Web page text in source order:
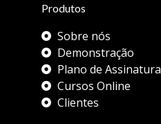
Produtos
Sobre nós
Demonstração
Plano de Assinatura
Cursos Online
Clientes